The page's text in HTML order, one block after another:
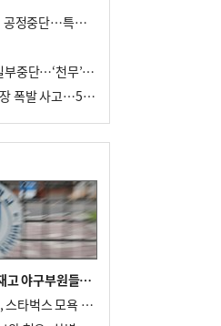
한화에어로스페이스, 4·5일 공정중단…특별 안전점검
한화에어로 대전공장 생산 일부중단…‘천무’ 수출 비상
한화에어로스페이스 대전공장 폭발 사고…5명 사망·2명 부상(종합)
"스타벅스 가야지" 응원 배재고 야구부원들, 학교서 징계 처분
‘탱크데이’ 다시 불지핀 경찰, 스타벅스 모욕 혐의 압수수색